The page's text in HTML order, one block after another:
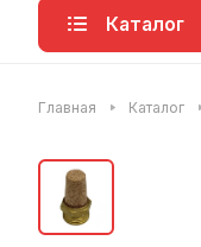
Каталог
Главная Каталог